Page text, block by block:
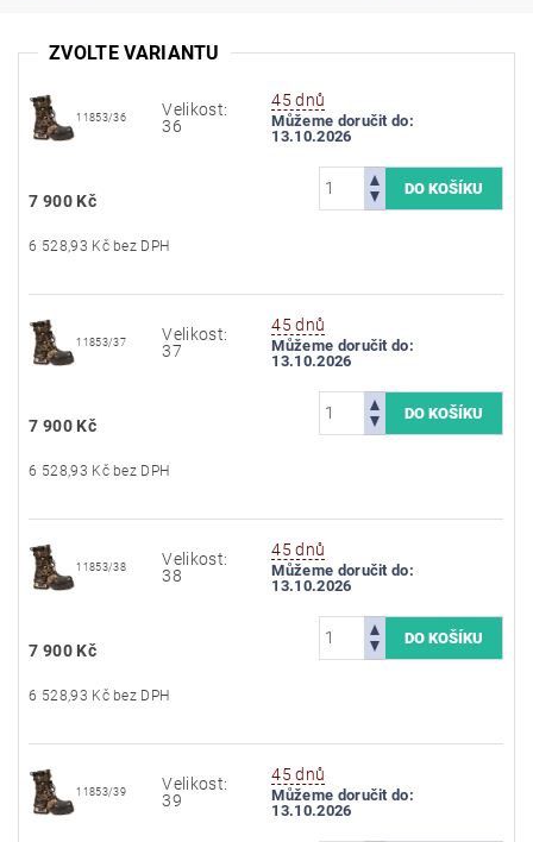
ZVOLTE VARIANTU
11853/36
Velikost:
36
45 dnů
Můžeme doručit do:
13.10.2026
7 900 Kč
6 528,93 Kč bez DPH
11853/37
Velikost:
37
45 dnů
Můžeme doručit do:
13.10.2026
7 900 Kč
6 528,93 Kč bez DPH
11853/38
Velikost:
38
45 dnů
Můžeme doručit do:
13.10.2026
7 900 Kč
6 528,93 Kč bez DPH
11853/39
Velikost:
39
45 dnů
Můžeme doručit do:
13.10.2026